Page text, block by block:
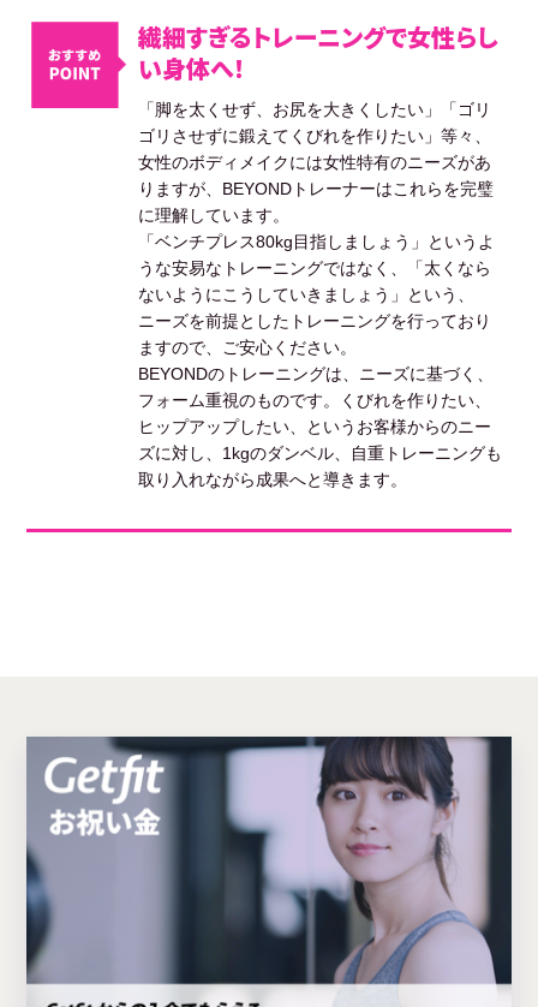
繊細すぎるトレーニングで女性らし
い身体へ！
「脚を太くせず、お尻を大きくしたい」「ゴリ
ゴリさせずに鍛えてくびれを作りたい」等々、
女性のボディメイクには女性特有のニーズがあ
りますが、BEYONDトレーナーはこれらを完璧
に理解しています。
「ベンチプレス80kg目指しましょう」というよ
うな安易なトレーニングではなく、「太くなら
ないようにこうしていきましょう」という、
ニーズを前提としたトレーニングを行っており
ますので、ご安心ください。
BEYONDのトレーニングは、ニーズに基づく、
フォーム重視のものです。くびれを作りたい、
ヒップアップしたい、というお客様からのニー
ズに対し、1kgのダンベル、自重トレーニングも
取り入れながら成果へと導きます。